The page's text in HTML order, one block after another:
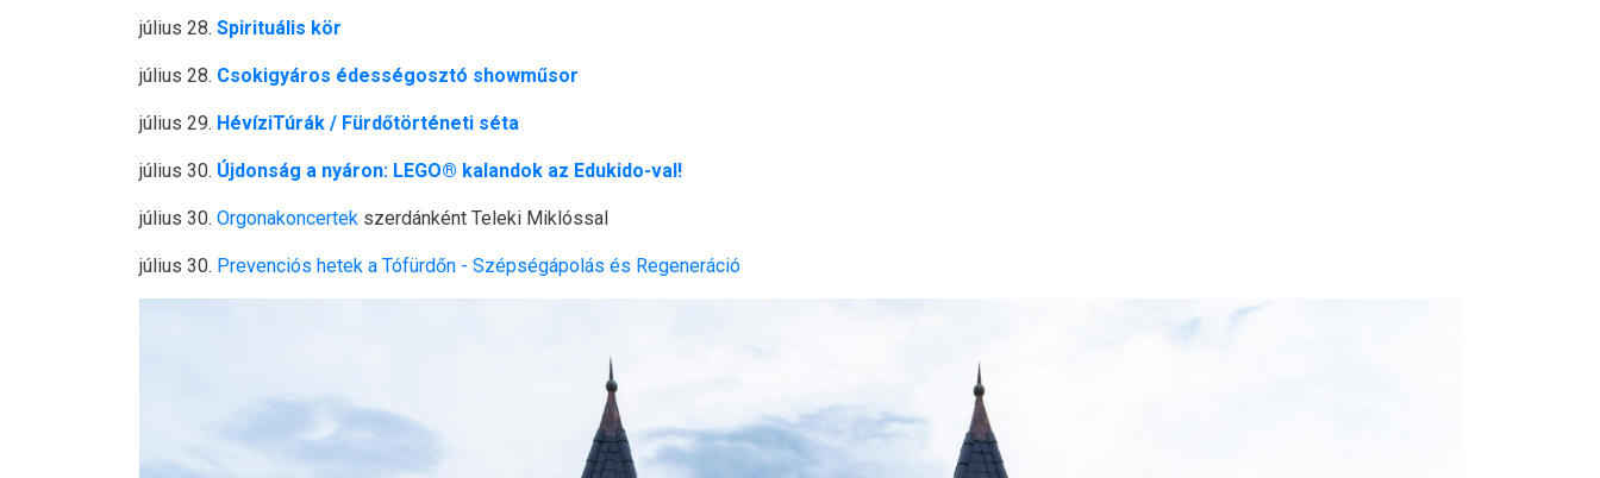
július 28. Spirituális kör
július 28. Csokigyáros édességosztó showműsor
július 29. HévíziTúrák / Fürdőtörténeti séta
július 30. Újdonság a nyáron: LEGO® kalandok az Edukido-val!
július 30. Orgonakoncertek szerdánként Teleki Miklóssal
július 30. Prevenciós hetek a Tófürdőn - Szépségápolás és Regeneráció